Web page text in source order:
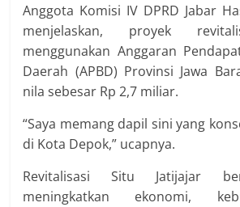
Anggota Komisi IV DPRD Jabar
menjelaskan, proyek
menggunakan Anggaran
Daerah (APBD) Provinsi Jawa
nila sebesar Rp 2,7 miliar.
“Saya memang dapil sini yang
di Kota Depok,” ucapnya.
Revitalisasi Situ Jatijajar
meningkatkan ekonomi,